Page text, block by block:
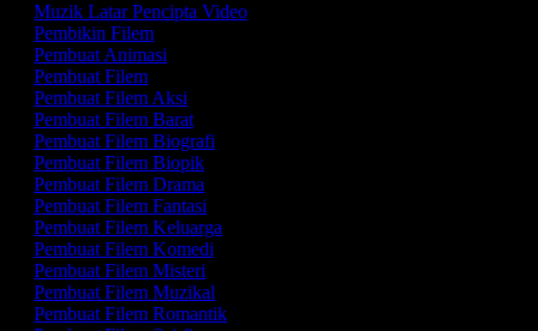
Muzik Latar Pencipta Video
Pembikin Filem
Pembuat Animasi
Pembuat Filem
Pembuat Filem Aksi
Pembuat Filem Barat
Pembuat Filem Biografi
Pembuat Filem Biopik
Pembuat Filem Drama
Pembuat Filem Fantasi
Pembuat Filem Keluarga
Pembuat Filem Komedi
Pembuat Filem Misteri
Pembuat Filem Muzikal
Pembuat Filem Romantik